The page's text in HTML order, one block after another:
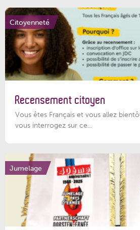
Citoyenneté
Recensement citoyen
Vous êtes Français et vous allez
vous interrogez sur ce...
Jumelage